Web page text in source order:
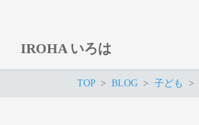
IROHA いろは
TOP BLOG 子ども